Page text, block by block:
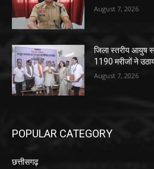
August 7, 2026
जिला स्तरीय आयुष
1190 मरीजों ने
August 7, 2026
POPULAR CATEGORY
छत्तीसगढ़